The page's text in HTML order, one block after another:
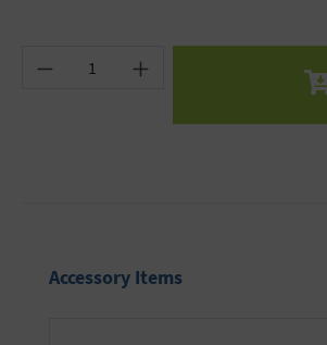
Produkt Anzahl: Gib den
Produktgalerie überspringen
Accessory Items